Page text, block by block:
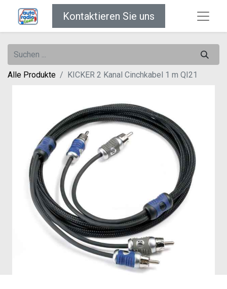
Kontaktieren Sie uns
Alle Produkte KICKER 2 Kanal Cinchkabel 1 m QI21